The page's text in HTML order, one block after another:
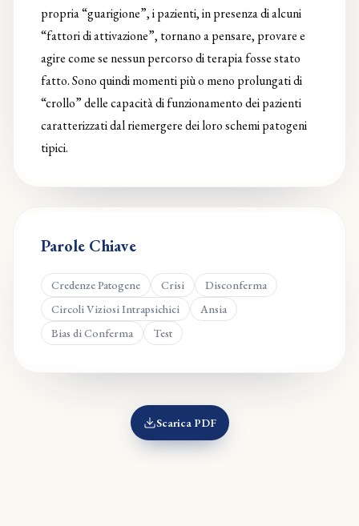
propria “guarigione”, i pazienti, in presenza di alcuni
“fattori di attivazione”, tornano a pensare, provare e
agire come se nessun percorso di terapia fosse stato
fatto. Sono quindi momenti più o meno prolungati di
“crollo” delle capacità di funzionamento dei pazienti
caratterizzati dal riemergere dei loro schemi patogeni
tipici.
Parole Chiave
Credenze Patogene Crisi
Disconferma
Circoli Viziosi Intrapsichici
Ansia
Bias di Conferma
Test
Scarica PDF